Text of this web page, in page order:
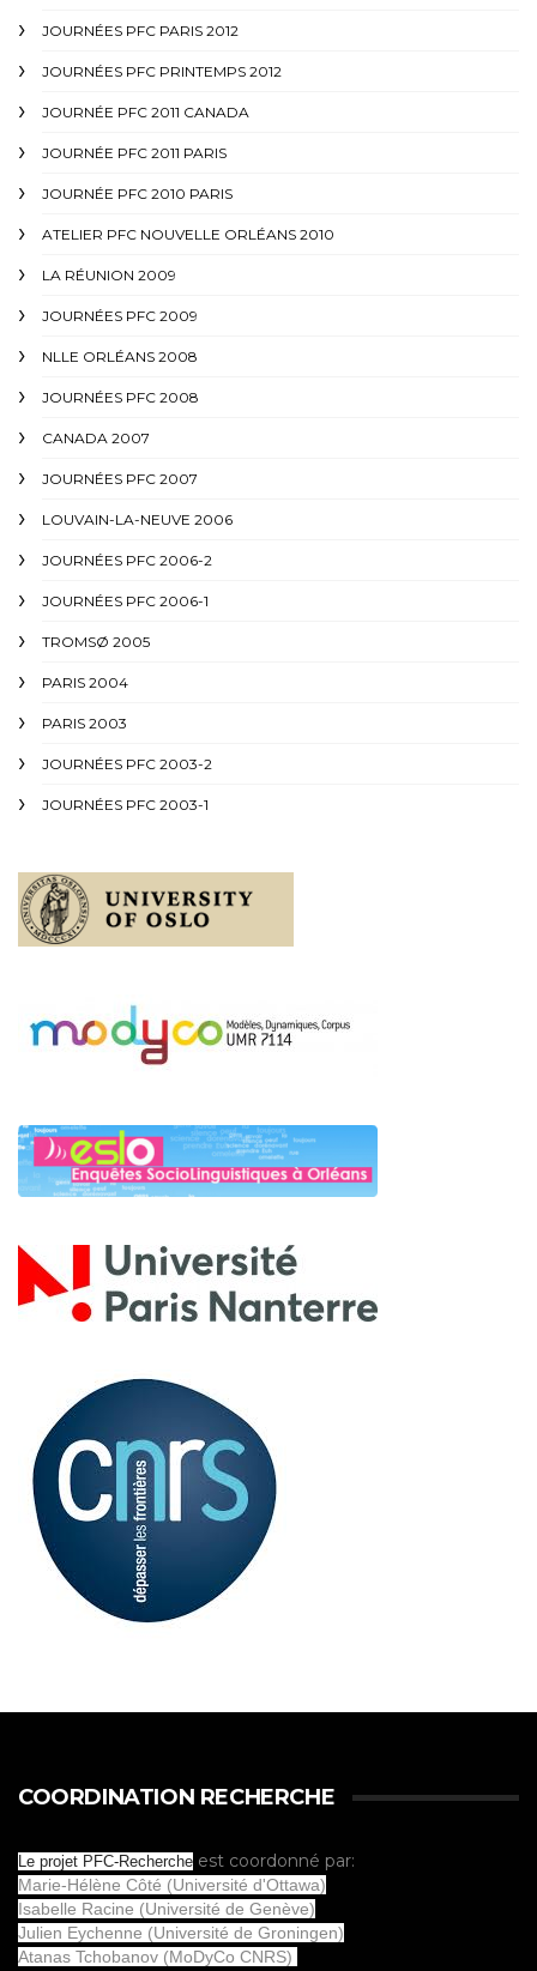
JOURNÉES PFC PARIS 2012
JOURNÉES PFC PRINTEMPS 2012
JOURNÉE PFC 2011 CANADA
JOURNÉE PFC 2011 PARIS
JOURNÉE PFC 2010 PARIS
ATELIER PFC NOUVELLE ORLÉANS 2010
LA RÉUNION 2009
JOURNÉES PFC 2009
NLLE ORLÉANS 2008
JOURNÉES PFC 2008
CANADA 2007
JOURNÉES PFC 2007
LOUVAIN-LA-NEUVE 2006
JOURNÉES PFC 2006-2
JOURNÉES PFC 2006-1
TROMSØ 2005
PARIS 2004
PARIS 2003
JOURNÉES PFC 2003-2
JOURNÉES PFC 2003-1
COORDINATION RECHERCHE
Le projet PFC-Recherche est coordonné par:
Marie-Hélène Côté (Université d'Ottawa)
Isabelle Racine (Université de Genève)
Julien Eychenne (Université de Groningen)
Atanas Tchobanov (MoDyCo CNRS)